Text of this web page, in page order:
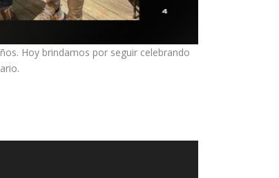
Hoy brindamos por seguir celebrando